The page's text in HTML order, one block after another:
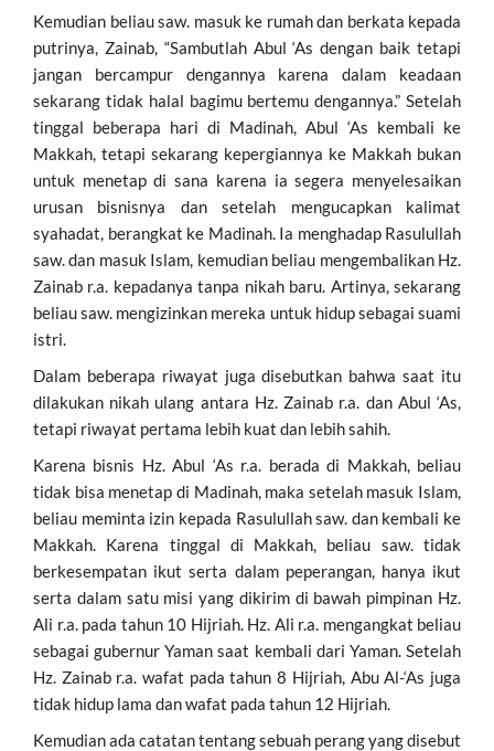
Kemudian beliau saw. masuk ke rumah dan berkata kepada
putrinya, Zainab, “Sambutlah Abul ‘As dengan baik tetapi
jangan bercampur dengannya karena dalam keadaan
sekarang tidak halal bagimu bertemu dengannya.” Setelah
tinggal beberapa hari di Madinah, Abul ‘As kembali ke
Makkah, tetapi sekarang kepergiannya ke Makkah bukan
untuk menetap di sana karena ia segera menyelesaikan
urusan bisnisnya dan setelah mengucapkan kalimat
syahadat, berangkat ke Madinah. Ia menghadap Rasulullah
saw. dan masuk Islam, kemudian beliau mengembalikan Hz.
Zainab r.a. kepadanya tanpa nikah baru. Artinya, sekarang
beliau saw. mengizinkan mereka untuk hidup sebagai suami
istri.
Dalam beberapa riwayat juga disebutkan bahwa saat itu
dilakukan nikah ulang antara Hz. Zainab r.a. dan Abul ‘As,
tetapi riwayat pertama lebih kuat dan lebih sahih.
Karena bisnis Hz. Abul ‘As r.a. berada di Makkah, beliau
tidak bisa menetap di Madinah, maka setelah masuk Islam,
beliau meminta izin kepada Rasulullah saw. dan kembali ke
Makkah. Karena tinggal di Makkah, beliau saw. tidak
berkesempatan ikut serta dalam peperangan, hanya ikut
serta dalam satu misi yang dikirim di bawah pimpinan Hz.
Ali r.a. pada tahun 10 Hijriah. Hz. Ali r.a. mengangkat beliau
sebagai gubernur Yaman saat kembali dari Yaman. Setelah
Hz. Zainab r.a. wafat pada tahun 8 Hijriah, Abu Al-‘As juga
tidak hidup lama dan wafat pada tahun 12 Hijriah.
Kemudian ada catatan tentang sebuah perang yang disebut